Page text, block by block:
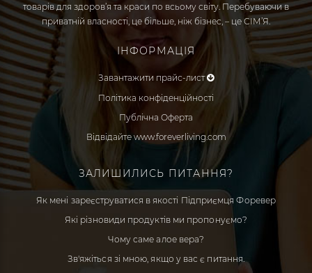
товарів для здоров’я та краси по всьому світу. Перебуваючи в
приватній власності, це більше, ніж бізнес, – це СІМ’Я.
ІНФОРМАЦІЯ
Завантажити прайс-лист
Політика конфіденційності
Публічна Оферта
Відвідайте www.foreverliving.com
ЗАЛИШИЛИСЬ ПИТАННЯ?
Як мені зареєструватися в якості Підприємця Форевер
Які різновиди продуктів ми пропонуємо?
Чому саме алое вера?
Зв'яжіться зі мною, якщо у вас є питання.